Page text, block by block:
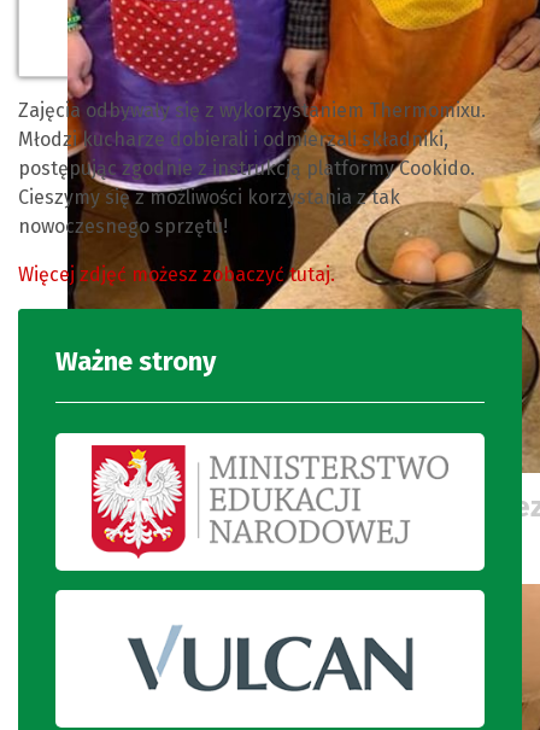
Uczniowie gromadzą produkty
ciasta
Zajęcia odbywały się z wykorzystaniem Thermomixu.
Młodzi kucharze dobierali i odmierzali składniki,
postępując zgodnie z instrukcją platformy Cookido.
Cieszymy się z możliwości korzystania z tak
nowoczesnego sprzętu!
Więcej zdjęć możesz zobaczyć tutaj.
Ważne strony